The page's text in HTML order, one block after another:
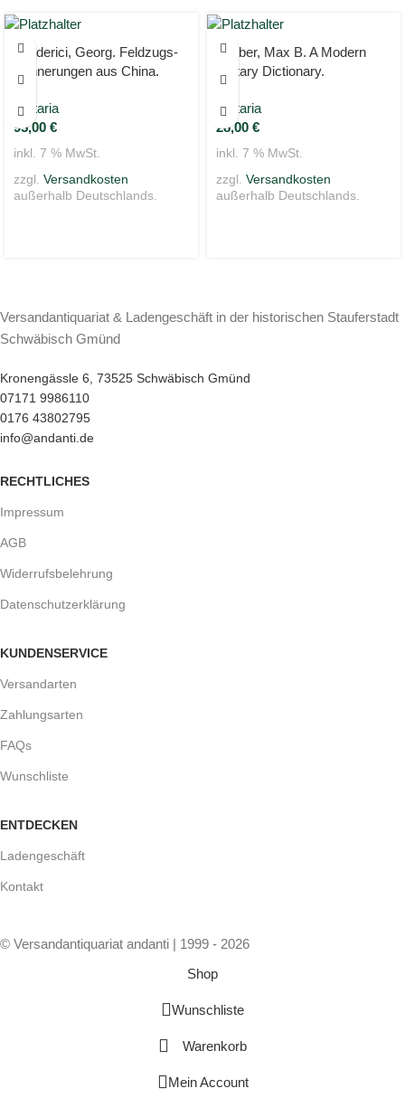
Friederici, Georg. Feldzugs-
Erinnerungen aus China.
Militaria
95,00 €
inkl. 7 % MwSt.
zzgl. Versandkosten
außerhalb Deutschlands.
Garber, Max B. A Modern
Military Dictionary.
Militaria
28,00 €
inkl. 7 % MwSt.
zzgl. Versandkosten
außerhalb Deutschlands.
Versandantiquariat & Ladengeschäft in der historischen Stauferstadt
Schwäbisch Gmünd
Kronengässle 6, 73525 Schwäbisch Gmünd
07171 9986110
0176 43802795
info@andanti.de
RECHTLICHES
Impressum
AGB
Widerrufsbelehrung
Datenschutzerklärung
KUNDENSERVICE
Versandarten
Zahlungsarten
FAQs
Wunschliste
ENTDECKEN
Ladengeschäft
Kontakt
© Versandantiquariat andanti | 1999 - 2026
Shop
Wunschliste
Warenkorb
Mein Account